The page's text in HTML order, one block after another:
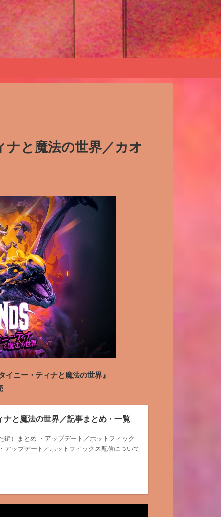
と魔法の世界／カオ
ニー・ティナと魔法の世界』
と魔法の世界／記事まとめ・一覧
）まとめ ・アップデート／ホットフィック
ップデート／ホットフィックス配信について